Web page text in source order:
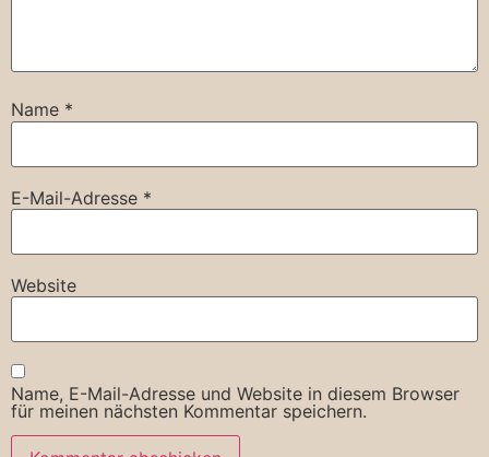
Name *
E-Mail-Adresse *
Website
Name, E-Mail-Adresse und Website in diesem Browser
für meinen nächsten Kommentar speichern.